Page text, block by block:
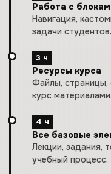
Работа с
Навигация,
задачи студентов.
3 ч
Ресурсы курса
Файлы, страницы,
курс материалами.
4 ч
Все базовые
Лекции, задания,
учебный процесс.